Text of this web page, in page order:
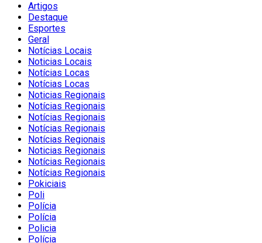
Artigos
Destaque
Esportes
Geral
Notícias Locais
Noticias Locais
Notícias Locas
Notícias Locas
Noticias Regionais
Notícias Regionais
Notícias Regionais
Notícias Regionais
Notícias Regionais
Noticias Regionais
Notícias Regionais
Notícias Regionais
Pokiciais
Poli
Polícia
Polícia
Policia
Polícia